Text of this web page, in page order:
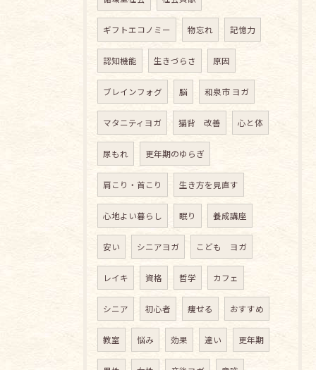
ギフトエコノミー 物忘れ 記憶力
認知機能 生きづらさ 原因
ブレインフォグ 脳 和泉市 ヨガ
マタニティヨガ 猫背 改善 心と体
尿もれ 更年期のゆらぎ
肩こり・首こり 生き方を見直す
心地よい暮らし 眠り 養成講座
安い シニアヨガ こども ヨガ
レイキ 資格 哲学 カフェ
シニア 初心者 痩せる おすすめ
教室 悩み 効果 違い 更年期